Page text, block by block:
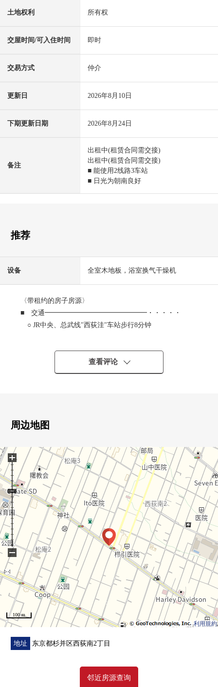
土地权利 所有权
交屋时间/可入住时间 即时
交易方式 仲介
更新日 2026年8月10日
下期更新日期 2026年8月24日
备注
出租中(租赁合同需交接)
出租中(租赁合同需交接)
■ 能使用2线路3车站
■ 日光为朝南良好
推荐
设备 全室木地板，浴室换气干燥机
〈带租约的房子房源〉
■ 交通━━━━━━━━━━━━━━━・・・・・
○ JR中央、总武线"西荻洼"车站步行8分钟
○ 京王电铁井头线"久我山"车站步行18分钟
■ 设备・设计
○ 室内新装修(2022年3月完毕)
○ 到超市步行1分钟
○ 到便利店步行3分钟
○ 室内洗衣机堆放处
○ 浴缸、厕所、盥洗台不同
○ 住进马上可(余额结算以后)
■ 翻新履历有(2022年3月完毕已
经)━━━━━━━━━━━━━━━・・・・・
○ 组合厨房(LIXIL制造)
○ 整体卫浴(TOTO制造、换气干燥暖气时机、再加热功
能)
○ 盥洗台(LIXIL制造)
○ 洗衣槽
○ 厕所(TOTO制造)
○ 地板(LDK、西式房间)张替换
○ Cross张替换
○ 门
查看评论
周边地图
利用規約
100 m
+
−
地址 东京都杉并区西荻南2丁目
邻近房源查询